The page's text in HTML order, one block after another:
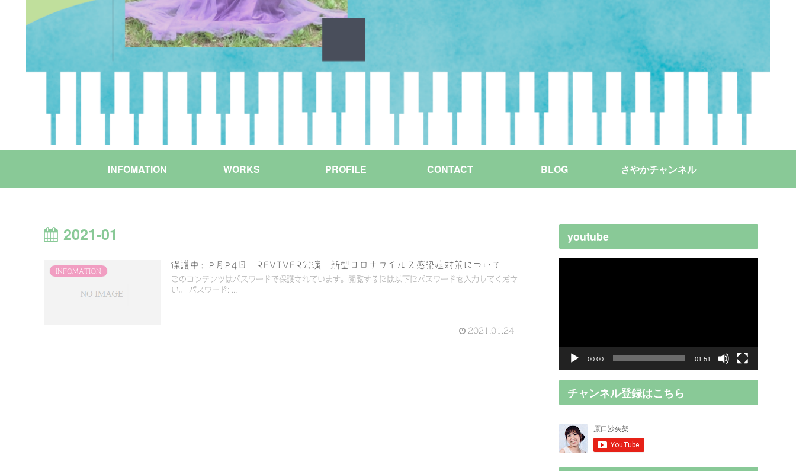
INFOMATION WORKS PROFILE CONTACT BLOG さやかチャンネル
2021-01
INFOMATION
保護中: 2月24日 REVIVER公演 新型コロナウイルス感染症対策について
このコンテンツはパスワードで保護されています。閲覧するには以下にパスワードを入力してくださ
い。 パスワード: ...
2021.01.24
youtube
ー
00:00 01:51
チャンネル登録はこちら